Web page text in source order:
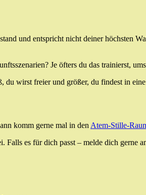
und entspricht nicht deiner höchsten
Je öfters du das trainierst,
wirst freier und größer, du findest in
komm gerne mal in den Atem-Stille-
Falls es für dich passt – melde dich gerne